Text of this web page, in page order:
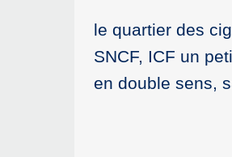
le quartier des
SNCF, ICF un
en double sens,